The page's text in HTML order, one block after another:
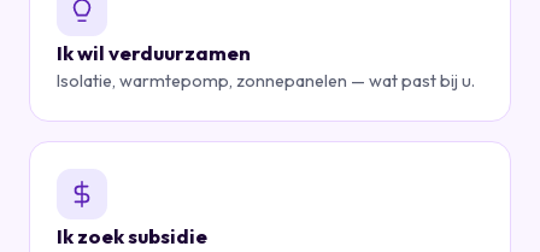
Ik wil verduurzamen
Isolatie, warmtepomp, zonnepanelen — wat past bij u.
Ik zoek subsidie